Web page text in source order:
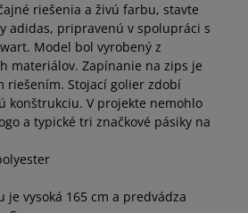
Informovať o dostupnosti
riešenia a živú farbu, stavte
adidas, pripravenú v spolupráci s
Model bol vyrobený z
materiálov. Zapínanie na zips je
riešením. Stojací golier zdobí
konštrukciu. V projekte nemohlo
a typické tri značkové pásiky na
je vysoká 165 cm a predvádza